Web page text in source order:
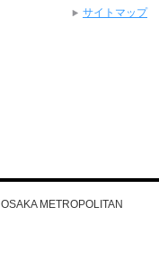
METROPOLITAN
サイトマップ